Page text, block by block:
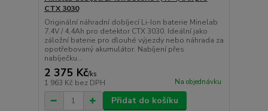
CTX 3030
Originální náhradní dobíjecí Li-Ion baterie Minelab
7,4V / 4,4Ah pro detektor CTX 3030. Ideální jako
záložní baterie pro dlouhé výjezdy nebo náhrada za
opotřebovaný akumulátor. Nabíjení přes
nabíječku...
2 375 Kč/ks
1 963 Kč bez DPH Na objednávku
Přidat do košíku